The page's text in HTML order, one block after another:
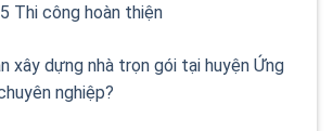
Thi công hoàn thiện
xây dựng nhà trọn gói tại huyện Ứng
nghiệp?